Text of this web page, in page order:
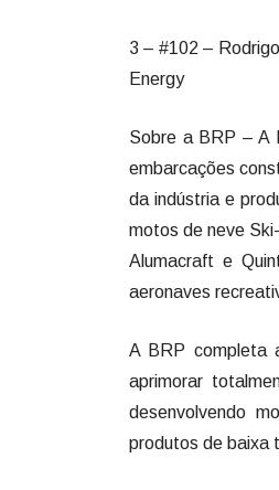
3 – #102 –
Energy
Sobre a BRP – A
embarcações
da indústria e
motos de neve
Alumacraft e
aeronaves
A BRP completa
aprimorar
desenvolvendo
produtos de baixa